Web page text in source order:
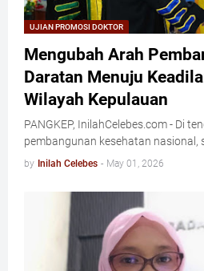
UJIAN PROMOSI DOKTOR
Mengubah Arah
Daratan Menuju
Wilayah Kepulauan
​PANGKEP, InilahCelebes.com - Di
pembangunan kesehatan nasional,
by Inilah Celebes - May 01, 2026